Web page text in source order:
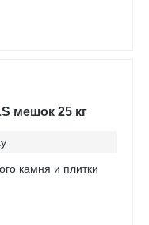
мешок 25 кг
камня и плитки